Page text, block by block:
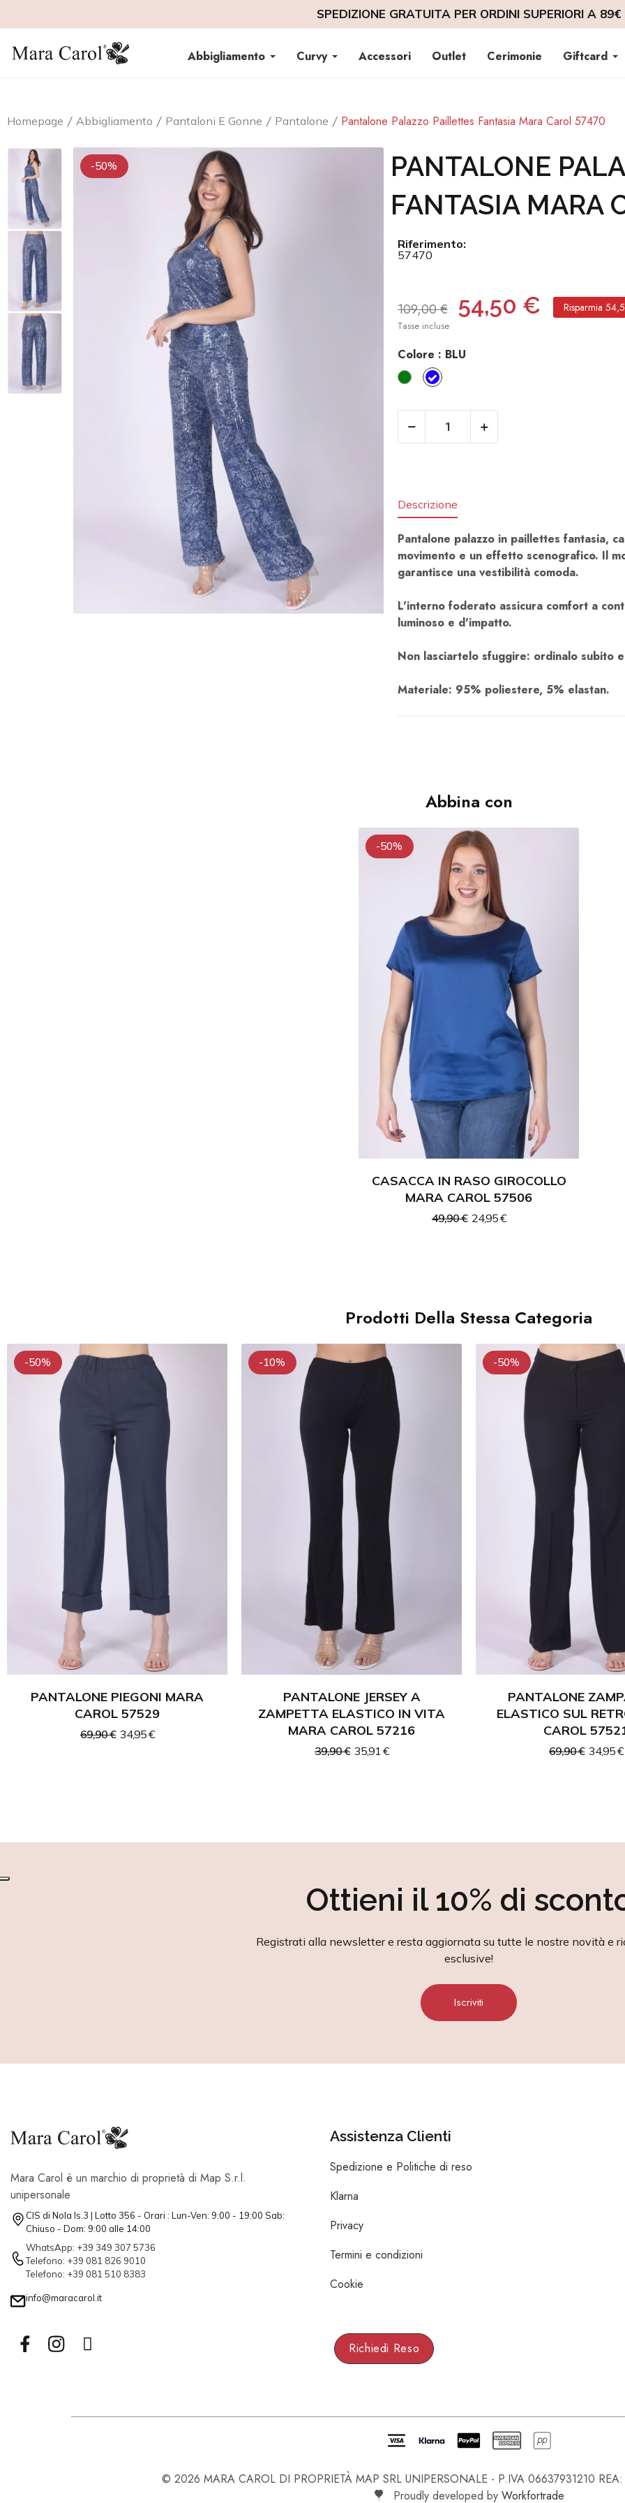
SPEDIZIONE GRATUITA PER ORDINI SUPERIORI A 89€
Abbigliamento Curvy Accessori Outlet Cerimonie Giftcard
Homepage Abbigliamento Pantaloni E Gonne Pantalone Pantalone Palazzo Paillettes Fantasia Mara Carol 57470
-50%
PANTALONE
FANTASIA MARA
Riferimento:
57470
109,00 € 54,50 € Risparmia
Tasse incluse
Colore : BLU
VERDEBLU
Descrizione
Pantalone palazzo in paillettes fantasia,
movimento e un effetto scenografico. Il
garantisce una vestibilità comoda.
L'interno foderato assicura comfort a
luminoso e d'impatto.
Non lasciartelo sfuggire: ordinalo subito
Materiale: 95% poliestere, 5% elastan.
Abbina con
-50%
CASACCA IN RASO GIROCOLLO
MARA CAROL 57506
49,90 € 24,95 €
Prodotti Della Stessa Categoria
-50%
PANTALONE PIEGONI MARA
CAROL 57529
69,90 € 34,95 €
-10%
PANTALONE JERSEY A
ZAMPETTA ELASTICO IN VITA
MARA CAROL 57216
39,90 € 35,91 €
-50%
PANTALONE
ELASTICO SUL
CAROL
69,90 € 34,95 €
Ottieni il 10% di
Registrati alla newsletter e resta aggiornata su tutte le nostre novità e
esclusive!
Iscriviti
Mara Carol è un marchio di proprietà di Map S.r.l.
unipersonale
CIS di Nola Is.3 | Lotto 356 - Orari : Lun-Ven: 9:00 - 19:00 Sab:
Chiuso - Dom: 9:00 alle 14:00
WhatsApp: +39 349 307 5736
Telefono: +39 081 826 9010
Telefono: +39 081 510 8383
info@maracarol.it
Assistenza Clienti
Spedizione e Politiche di reso
Klarna
Privacy
Termini e condizioni
Cookie
Richiedi Reso
© 2026 MARA CAROL DI PROPRIETÀ MAP SRL UNIPERSONALE - P.IVA 06637931210
Proudly developed by Workfortrade